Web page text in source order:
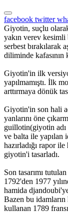
facebook twitter
Giyotin, suçlu
yakın verev
serbest bırakılarak
diliminde kafasının
Giyotin'in ilk
yapılmamıştı. İlk
arttırmaya dönük
Giyotin'in son hali
yanlarını öne
guillotin(giyotin adı
ve balta ile yapılan
hazırladığı rapor
giyotin'i tasarladı.
Son tasarımı
1792'den 1977
hamida
Bazen bu idamların
kullanan 1789